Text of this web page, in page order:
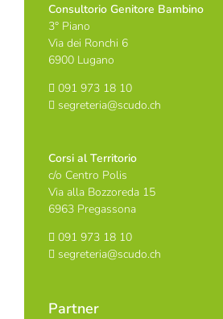
Consultorio Genitore Bambino
3° Piano
Via dei Ronchi 6
6900 Lugano
091 973 18 10
segreteria@scudo.ch
Corsi al Territorio
c/o Centro Polis
Via alla Bozzoreda 15
6963 Pregassona
091 973 18 10
segreteria@scudo.ch
Partner